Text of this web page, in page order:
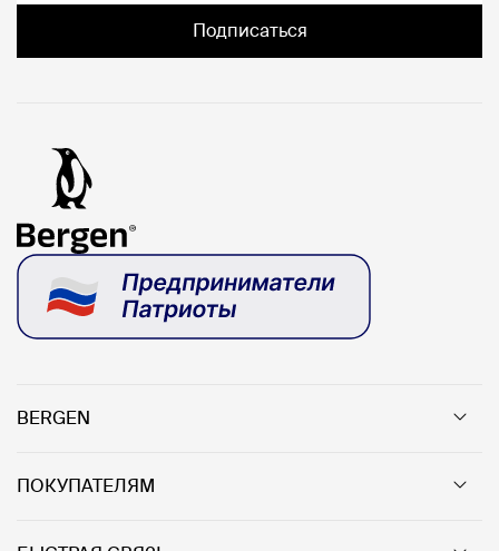
Подписаться
BERGEN
ПОКУПАТЕЛЯМ